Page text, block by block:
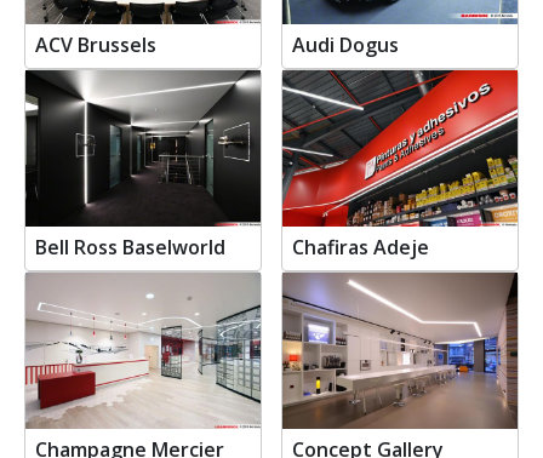
ACV Brussels Audi Dogus
Bell Ross Baselworld Chafiras Adeje
Champagne Mercier Concept Gallery